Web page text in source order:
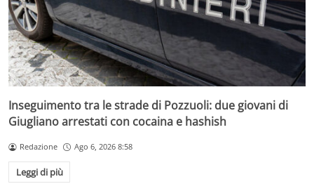
Inseguimento tra le strade di Pozzuoli: due giovani di
Giugliano arrestati con cocaina e hashish
Redazione Ago 6, 2026 8:58
Leggi di più